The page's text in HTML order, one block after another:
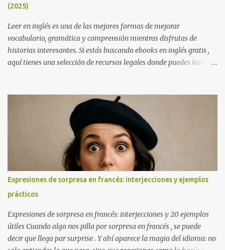
(2025)
Leer en inglés es una de las mejores formas de mejorar
vocabulario, gramática y comprensión mientras disfrutas de
historias interesantes. Si estás buscando ebooks en inglés gratis ,
aquí tienes una selección de recursos legales donde puedes leer
Consejo útil: si estás empezando a leer en inglés, elige libros que ya
conozcas en español. Esto reduce la dificultad, aumenta la
comprensión y hace que aprendas vocabulario nuevo sin
frustrarte. Además, combina la lectura con una app de diccionario
para guardar palabras nuevas y repasarlas después. Project
Gutenberg Project Gutenberg es la mayor biblioteca de libros
gratuitos en inglés. Todos los títulos son de dominio público y se
pueden leer en línea o descargar en EPUB, Kindle o PDF. Más de
60.000 libros gratuitos Clásicos de la literatura inglesa Sin registro
Expresiones de sorpresa en francés: interjecciones y ejemplos
prácticos
Expresiones de sorpresa en francés: interjecciones y 20 ejemplos
útiles Cuando algo nos pilla por sorpresa en francés , se puede
decir que llega par surprise . Y ahí aparece la magia del idioma: no